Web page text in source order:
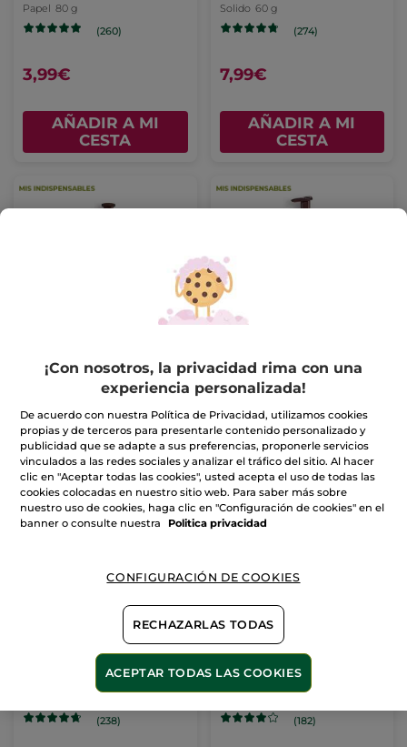
Papel 80 g
(260)
3,99€
AÑADIR A MI
CESTA
Solido 60 g
(274)
7,99€
AÑADIR A MI
CESTA
(296)
3,99€
AÑADIR A MI
CESTA
Jabón Líquido de
(213)
4,99€
AÑADIR A MI
CESTA
Crema de Manos Coco
(238)
Fluido Efecto Buena
Cara
(182)
¡Con nosotros, la privacidad rima con una
experiencia personalizada!
De acuerdo con nuestra Política de Privacidad, utilizamos cookies
propias y de terceros para presentarle contenido personalizado y
publicidad que se adapte a sus preferencias, proponerle servicios
vinculados a las redes sociales y analizar el tráfico del sitio. Al hacer
clic en "Aceptar todas las cookies", usted acepta el uso de todas las
cookies colocadas en nuestro sitio web. Para saber más sobre
nuestro uso de cookies, haga clic en "Configuración de cookies" en el
banner o consulte nuestra
Politica privacidad
CONFIGURACIÓN DE COOKIES
RECHAZARLAS TODAS
ACEPTAR TODAS LAS COOKIES